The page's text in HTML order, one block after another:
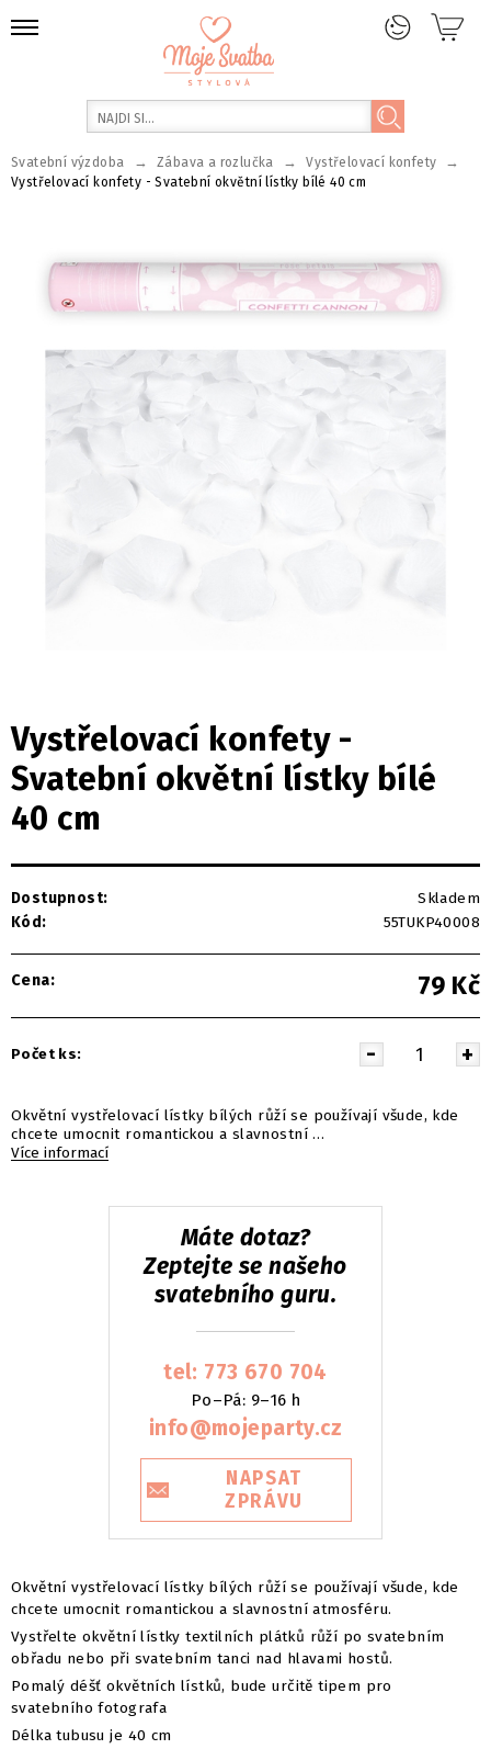
Svatební výzdoba → Zábava a rozlučka → Vystřelovací konfety →
Vystřelovací konfety - Svatební okvětní lístky bílé 40 cm
Vystřelovací konfety -
Svatební okvětní lístky bílé
40 cm
Okvětní vystřelovací lístky bílých růží se používají všude, kde
chcete umocnit romantickou a slavnostní …
Více informací
Dostupnost:
Skladem
Kód:
55TUKP40008
Cena: 79 Kč
Počet ks:
Máte dotaz?
Zeptejte se našeho
svatebního guru.
tel: 773 670 704
Po–Pá: 9–16 h
info@mojeparty.cz
NAPSAT
ZPRÁVU
Okvětní vystřelovací lístky bílých růží se používají všude, kde
chcete umocnit romantickou a slavnostní atmosféru.
Vystřelte okvětní lístky textilních plátků růží po svatebním
obřadu nebo při svatebním tanci nad hlavami hostů.
Pomalý déšť okvětních lístků, bude určitě tipem pro
svatebního fotografa
Délka tubusu je 40 cm